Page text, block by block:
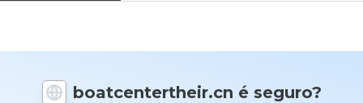
boatcentertheir.cn é seguro?
De 1
nota